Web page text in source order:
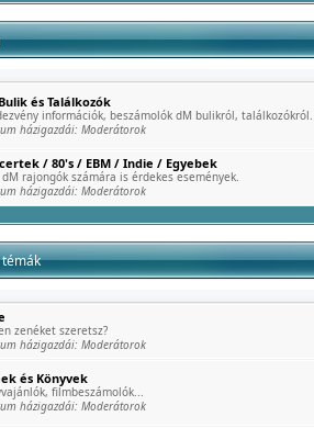
és Találkozók
információk, beszámolók dM bulikról, találkozókról.
házigazdái: Moderátorok
/ 80's / EBM / Indie / Egyebek
dM rajongók számára is érdekes események.
házigazdái: Moderátorok
zenéket szeretsz?
házigazdái: Moderátorok
és Könyvek
filmbeszámolók...
házigazdái: Moderátorok